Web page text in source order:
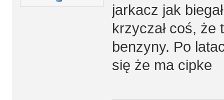
jarkacz jak
krzyczał coś,
benzyny. Po
się że ma cipke